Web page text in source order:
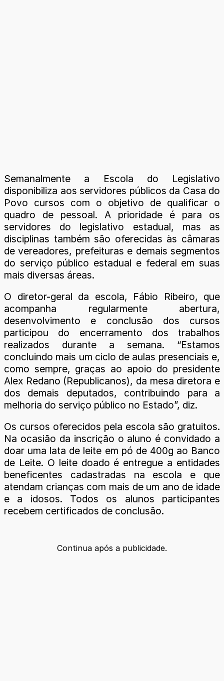
Semanalmente a Escola do Legislativo
disponibiliza aos servidores públicos da Casa do
Povo cursos com o objetivo de qualificar o
quadro de pessoal. A prioridade é para os
servidores do legislativo estadual, mas as
disciplinas também são oferecidas às câmaras
de vereadores, prefeituras e demais segmentos
do serviço público estadual e federal em suas
mais diversas áreas.
O diretor-geral da escola, Fábio Ribeiro, que
acompanha regularmente abertura,
desenvolvimento e conclusão dos cursos
participou do encerramento dos trabalhos
realizados durante a semana. “Estamos
concluindo mais um ciclo de aulas presenciais e,
como sempre, graças ao apoio do presidente
Alex Redano (Republicanos), da mesa diretora e
dos demais deputados, contribuindo para a
melhoria do serviço público no Estado”, diz.
Os cursos oferecidos pela escola são gratuitos.
Na ocasião da inscrição o aluno é convidado a
doar uma lata de leite em pó de 400g ao Banco
de Leite. O leite doado é entregue a entidades
beneficentes cadastradas na escola e que
atendam crianças com mais de um ano de idade
e a idosos. Todos os alunos participantes
recebem certificados de conclusão.
Continua após a publicidade.